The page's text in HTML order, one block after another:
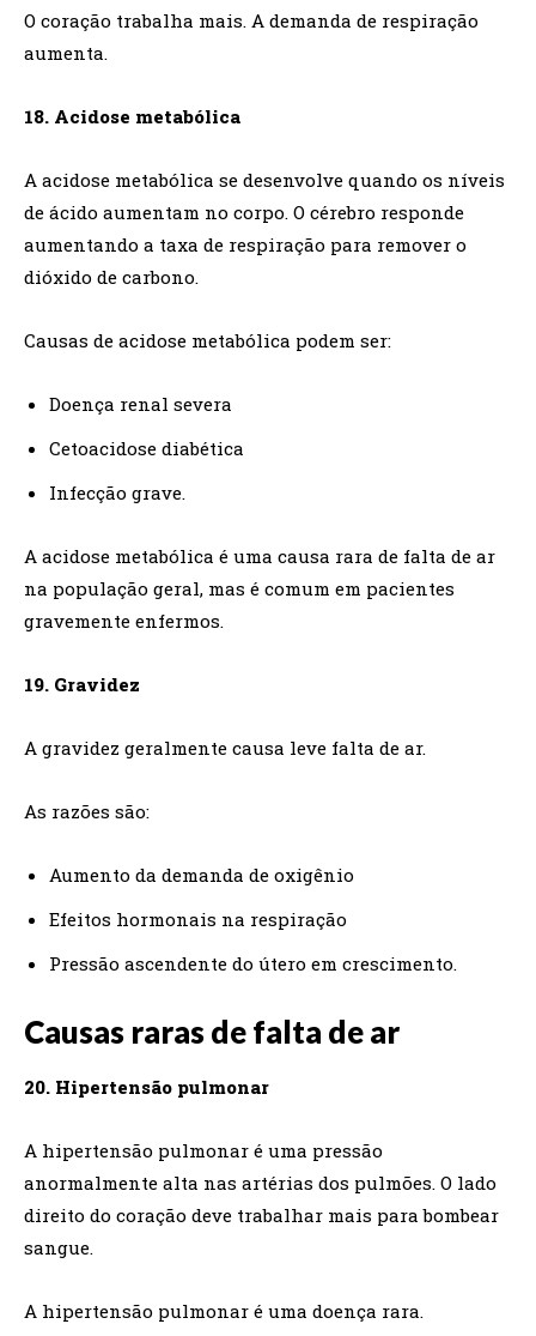
O coração trabalha mais. A demanda de respiração
aumenta.
18. Acidose metabólica
A acidose metabólica se desenvolve quando os níveis
de ácido aumentam no corpo. O cérebro responde
aumentando a taxa de respiração para remover o
dióxido de carbono.
Causas de acidose metabólica podem ser:
Doença renal severa
Cetoacidose diabética
Infecção grave.
A acidose metabólica é uma causa rara de falta de ar
na população geral, mas é comum em pacientes
gravemente enfermos.
19. Gravidez
A gravidez geralmente causa leve falta de ar.
As razões são:
Aumento da demanda de oxigênio
Efeitos hormonais na respiração
Pressão ascendente do útero em crescimento.
Causas raras de falta de ar
20. Hipertensão pulmonar
A hipertensão pulmonar é uma pressão
anormalmente alta nas artérias dos pulmões. O lado
direito do coração deve trabalhar mais para bombear
sangue.
A hipertensão pulmonar é uma doença rara.